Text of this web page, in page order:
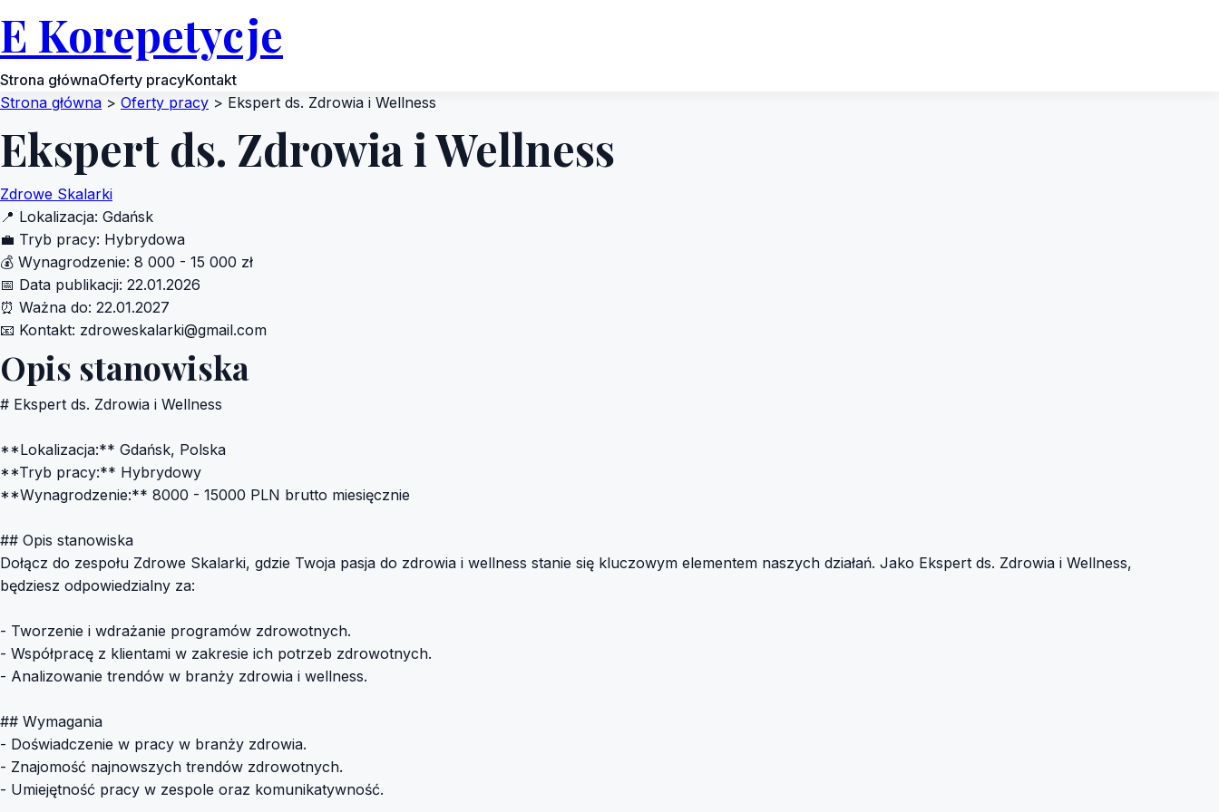
E Korepetycje
Strona głównaOferty pracyKontakt
Strona główna > Oferty pracy > Ekspert ds. Zdrowia i Wellness
Ekspert ds. Zdrowia i Wellness
Zdrowe Skalarki
📍 Lokalizacja: Gdańsk
💼 Tryb pracy: Hybrydowa
💰 Wynagrodzenie: 8 000 - 15 000 zł
📅 Data publikacji: 22.01.2026
⏰ Ważna do: 22.01.2027
📧 Kontakt: zdroweskalarki@gmail.com
Opis stanowiska
# Ekspert ds. Zdrowia i Wellness
**Lokalizacja:** Gdańsk, Polska
**Tryb pracy:** Hybrydowy
**Wynagrodzenie:** 8000 - 15000 PLN brutto miesięcznie
## Opis stanowiska
Dołącz do zespołu Zdrowe Skalarki, gdzie Twoja pasja do zdrowia i wellness stanie się kluczowym elementem naszych działań. Jako Ekspert ds. Zdrowia i Wellness,
będziesz odpowiedzialny za:
- Tworzenie i wdrażanie programów zdrowotnych.
- Współpracę z klientami w zakresie ich potrzeb zdrowotnych.
- Analizowanie trendów w branży zdrowia i wellness.
## Wymagania
- Doświadczenie w pracy w branży zdrowia.
- Znajomość najnowszych trendów zdrowotnych.
- Umiejętność pracy w zespole oraz komunikatywność.